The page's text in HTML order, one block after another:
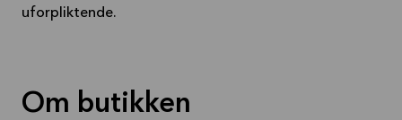
uforpliktende.
Om butikken